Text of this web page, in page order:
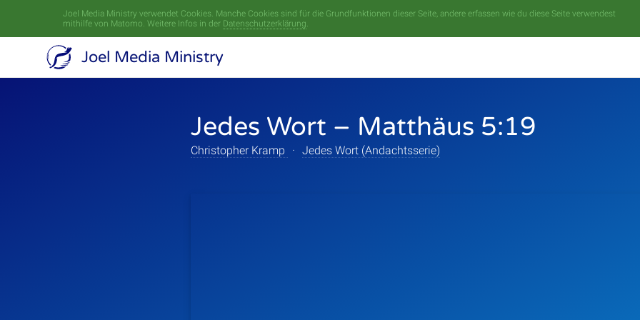
Joel Media Ministry verwendet Cookies. Manche Cookies sind für die Grundfunktionen dieser Seite, andere erfassen wie du diese Seite verwendest
mithilfe von Matomo. Weitere Infos in der Datenschutzerklärung.
Joel Media Ministry
Jedes Wort – Matthäus 5:19
Christopher Kramp · Jedes Wort (Andachtsserie)